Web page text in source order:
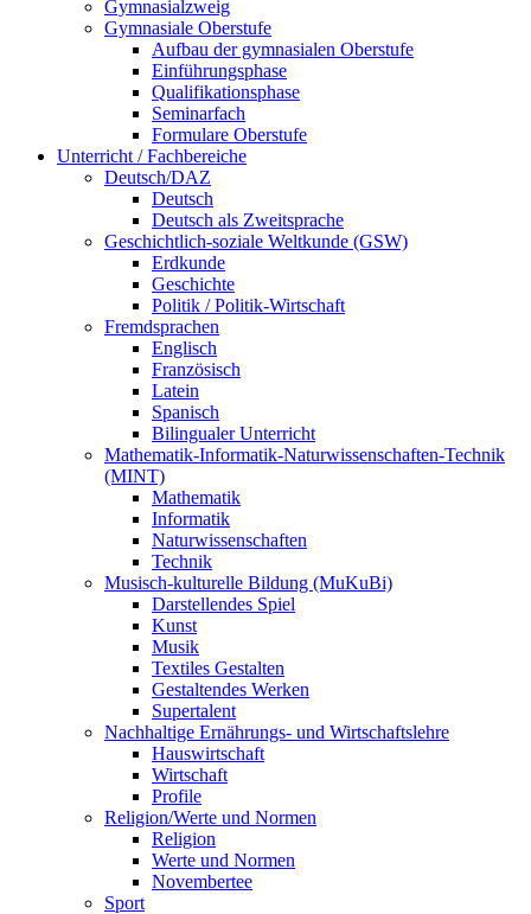
Gymnasialzweig
Gymnasiale Oberstufe
Aufbau der gymnasialen Oberstufe
Einführungsphase
Qualifikationsphase
Seminarfach
Formulare Oberstufe
Unterricht / Fachbereiche
Deutsch/DAZ
Deutsch
Deutsch als Zweitsprache
Geschichtlich-soziale Weltkunde (GSW)
Erdkunde
Geschichte
Politik / Politik-Wirtschaft
Fremdsprachen
Englisch
Französisch
Latein
Spanisch
Bilingualer Unterricht
Mathematik-Informatik-Naturwissenschaften-Technik
(MINT)
Mathematik
Informatik
Naturwissenschaften
Technik
Musisch-kulturelle Bildung (MuKuBi)
Darstellendes Spiel
Kunst
Musik
Textiles Gestalten
Gestaltendes Werken
Supertalent
Nachhaltige Ernährungs- und Wirtschaftslehre
Hauswirtschaft
Wirtschaft
Profile
Religion/Werte und Normen
Religion
Werte und Normen
Novembertee
Sport